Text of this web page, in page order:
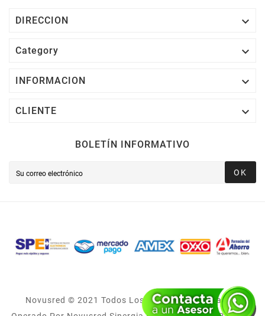
DIRECCION 
Category 
INFORMACION 
CLIENTE 
BOLETÍN INFORMATIVO
OK
Novusred © 2021 Todos Los Derechos Reservados,